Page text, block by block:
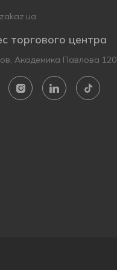
торгового центра
Академика Павлова 120